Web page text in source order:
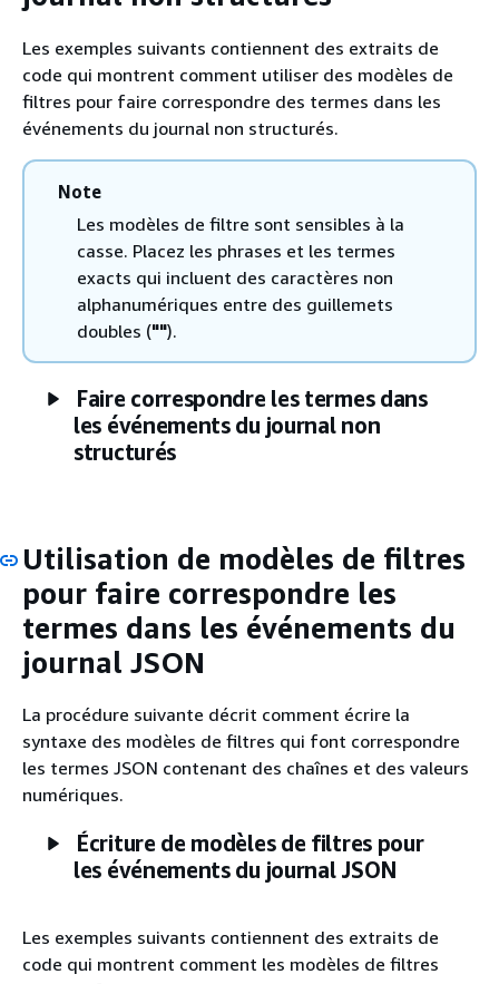
Les exemples suivants contiennent des extraits de
code qui montrent comment utiliser des modèles de
filtres pour faire correspondre des termes dans les
événements du journal non structurés.
Note
Les modèles de filtre sont sensibles à la
casse. Placez les phrases et les termes
exacts qui incluent des caractères non
alphanumériques entre des guillemets
doubles ("").
Faire correspondre les termes dans
les événements du journal non
structurés
Utilisation de modèles de filtres
pour faire correspondre les
termes dans les événements du
journal JSON
La procédure suivante décrit comment écrire la
syntaxe des modèles de filtres qui font correspondre
les termes JSON contenant des chaînes et des valeurs
numériques.
Écriture de modèles de filtres pour
les événements du journal JSON
Les exemples suivants contiennent des extraits de
code qui montrent comment les modèles de filtres